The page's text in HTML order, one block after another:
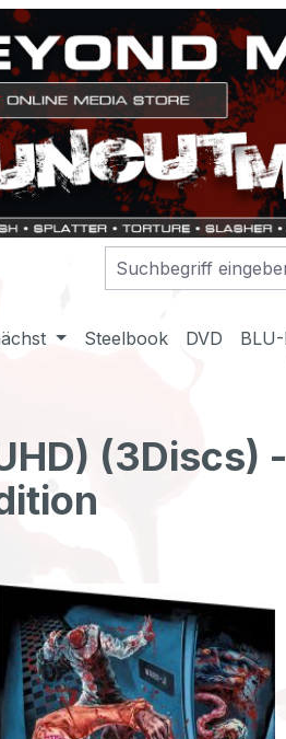
Steelbook DVD
(3Discs)